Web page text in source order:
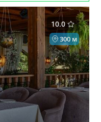
10.0
300 м